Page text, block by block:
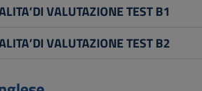
VALUTAZIONE TEST B1
VALUTAZIONE TEST B2